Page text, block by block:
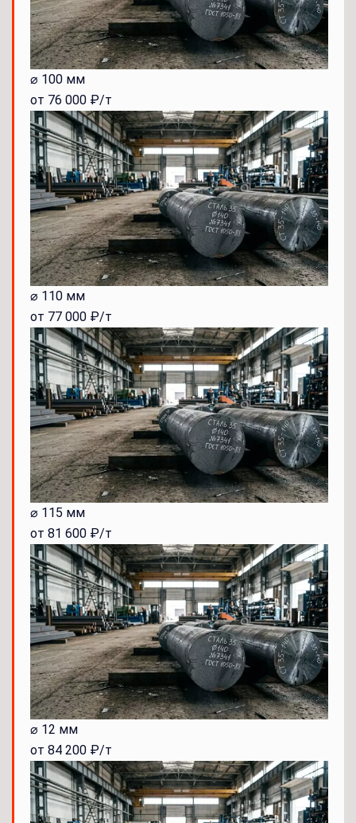
⌀ 100 мм
от 76 000 ₽/т
⌀ 110 мм
от 77 000 ₽/т
⌀ 115 мм
от 81 600 ₽/т
⌀ 12 мм
от 84 200 ₽/т